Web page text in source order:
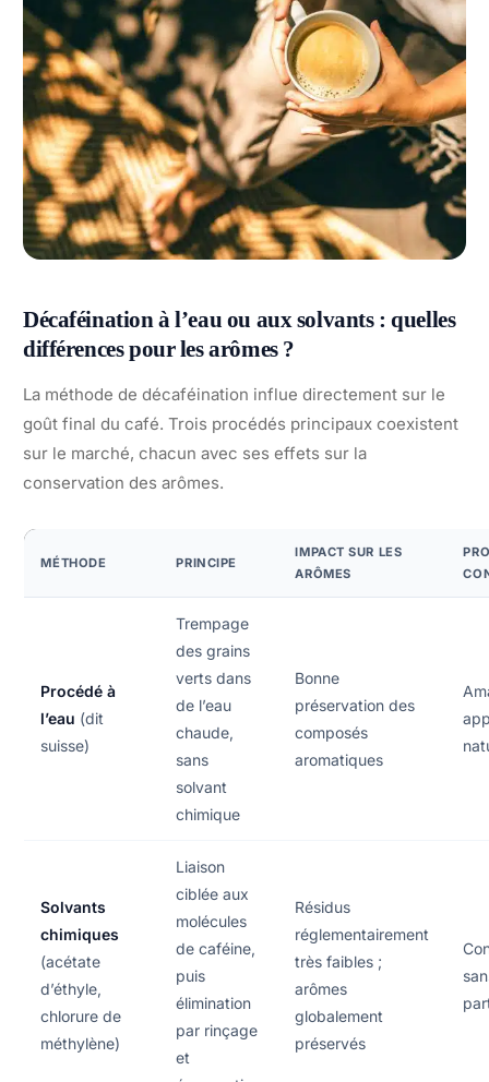
Décaféination à l’eau ou aux solvants : quelles
différences pour les arômes ?
La méthode de décaféination influe directement sur le
goût final du café. Trois procédés principaux coexistent
sur le marché, chacun avec ses effets sur la
conservation des arômes.
MÉTHODE PRINCIPE
IMPACT SUR LES
ARÔMES
Procédé à
l’eau (dit
suisse)
Trempage
des grains
verts dans
de l’eau
chaude,
sans
solvant
chimique
Bonne
préservation des
composés
aromatiques
Solvants
chimiques
(acétate
d’éthyle,
chlorure de
méthylène)
Liaison
ciblée aux
molécules
de caféine,
puis
élimination
par rinçage
et
Résidus
réglementairement
très faibles ;
arômes
globalement
préservés